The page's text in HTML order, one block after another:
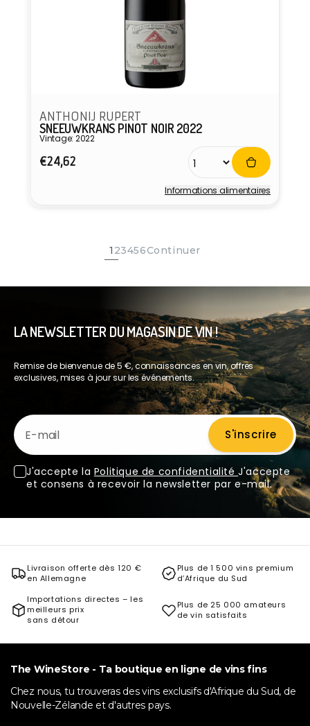
ANTHONIJ RUPERT
SNEEUWKRANS PINOT NOIR 2022
Vintage: 2022
Prix
€24,62
Informations alimentaires
1 23456Continuer
LA NEWSLETTER DU MAGASIN DE VIN !
Remise de bienvenue de 5 €, connaissances en vin, offres
exclusives, mises à jour sur les événements.
E-mail
S'inscrire
J'accepte la Politique de confidentialitéJ'accepte
et consens à recevoir la newsletter par e-mail.
Livraison offerte dès 120 €
en Allemagne
Plus de 1 500 vins premium
d’Afrique du Sud
Importations directes – les
meilleurs prix
sans détour
Plus de 25 000 amateurs
de vin satisfaits
The WineStore - Ta boutique en ligne de vins fins
Chez nous, tu trouveras des vins exclusifs d'Afrique du Sud, de
Nouvelle-Zélande et d'autres pays.